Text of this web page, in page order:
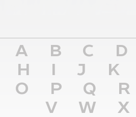
A B C D
H
I J K
O
P Q R
V
W X